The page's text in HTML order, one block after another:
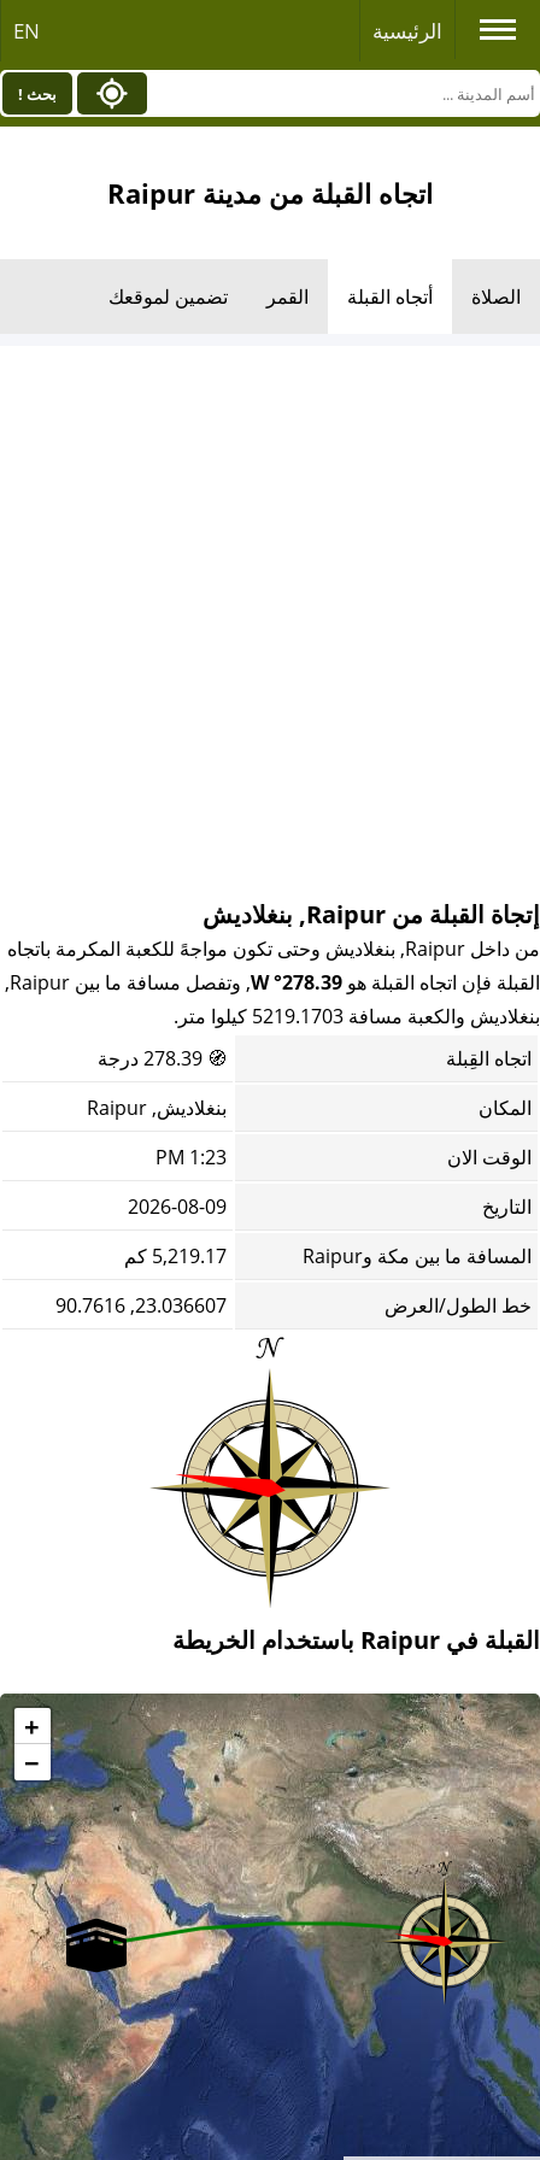
الرئيسية EN
بحث !
اتجاه القبلة من مدينة Raipur
الصلاة أتجاه القبلة القمر تضمين لموقعك
إتجاة القبلة من Raipur, بنغلاديش
من داخل Raipur, بنغلاديش وحتى تكون مواجهً للكعبة المكرمة باتجاه
القبلة فإن اتجاه القبلة هو 278.39° W
, وتفصل مسافة ما بين Raipur,
بنغلاديش والكعبة مسافة 5219.1703 كيلوا متر.
اتجاه القِبلة
🧭
المكان
بنغلاديش, Raipur
الوقت الان
1:23 PM
التاريخ
2026-08-09
المسافة ما بين مكة وRaipur
5,219.17 كم
خط الطول/العرض
23.036607, 90.7616
القبلة في Raipur باستخدام الخريطة
+
−